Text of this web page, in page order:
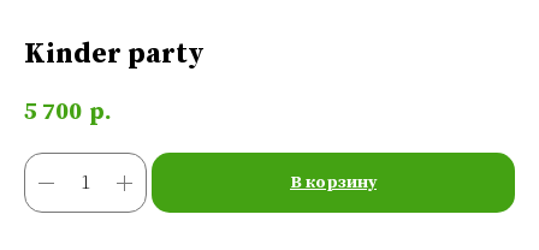
Kinder party
5 700 р.
В корзину